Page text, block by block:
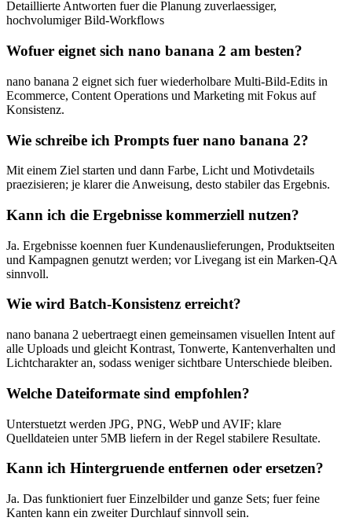
Detaillierte Antworten fuer die Planung zuverlaessiger,
hochvolumiger Bild-Workflows
Wofuer eignet sich nano banana 2 am besten?
nano banana 2 eignet sich fuer wiederholbare Multi-Bild-Edits in
Ecommerce, Content Operations und Marketing mit Fokus auf
Konsistenz.
Wie schreibe ich Prompts fuer nano banana 2?
Mit einem Ziel starten und dann Farbe, Licht und Motivdetails
praezisieren; je klarer die Anweisung, desto stabiler das Ergebnis.
Kann ich die Ergebnisse kommerziell nutzen?
Ja. Ergebnisse koennen fuer Kundenauslieferungen, Produktseiten
und Kampagnen genutzt werden; vor Livegang ist ein Marken-QA
sinnvoll.
Wie wird Batch-Konsistenz erreicht?
nano banana 2 uebertraegt einen gemeinsamen visuellen Intent auf
alle Uploads und gleicht Kontrast, Tonwerte, Kantenverhalten und
Lichtcharakter an, sodass weniger sichtbare Unterschiede bleiben.
Welche Dateiformate sind empfohlen?
Unterstuetzt werden JPG, PNG, WebP und AVIF; klare
Quelldateien unter 5MB liefern in der Regel stabilere Resultate.
Kann ich Hintergruende entfernen oder ersetzen?
Ja. Das funktioniert fuer Einzelbilder und ganze Sets; fuer feine
Kanten kann ein zweiter Durchlauf sinnvoll sein.